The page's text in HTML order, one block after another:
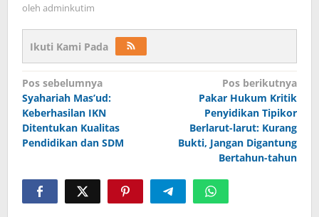
oleh adminkutim
Ikuti Kami Pada
Navigasi
pos
Pos sebelumnya
Syahariah Mas’ud:
Keberhasilan IKN
Ditentukan Kualitas
Pendidikan dan SDM
Pos berikutnya
Pakar Hukum Kritik
Penyidikan Tipikor
Berlarut-larut: Kurang
Bukti, Jangan Digantung
Bertahun-tahun